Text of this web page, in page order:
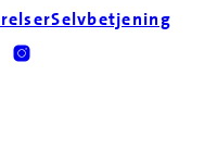
Selvbetjening